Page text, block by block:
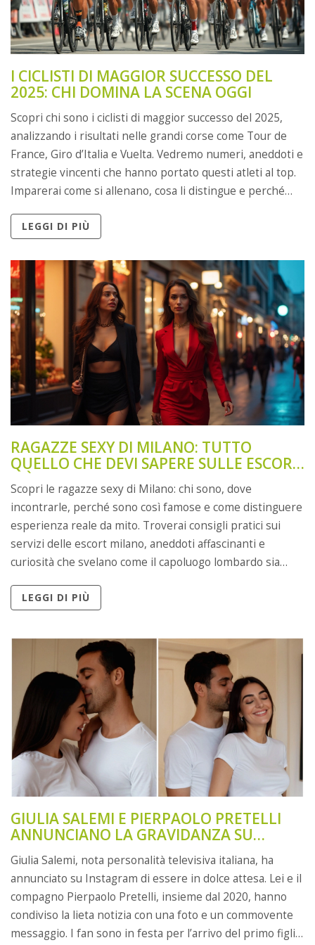
I CICLISTI DI MAGGIOR SUCCESSO DEL
2025: CHI DOMINA LA SCENA OGGI
Scopri chi sono i ciclisti di maggior successo del 2025,
analizzando i risultati nelle grandi corse come Tour de
France, Giro d’Italia e Vuelta. Vedremo numeri, aneddoti e
strategie vincenti che hanno portato questi atleti al top.
Imparerai come si allenano, cosa li distingue e perché
record personali, sponsor e nuove tendenze del ciclismo
livello in questo sport.
LEGGI DI PIÙ
RAGAZZE SEXY DI MILANO: TUTTO
QUELLO CHE DEVI SAPERE SULLE ESCORT
PIÙ RICHIESTE
Scopri le ragazze sexy di Milano: chi sono, dove
incontrarle, perché sono così famose e come distinguere
esperienza reale da mito. Troverai consigli pratici sui
servizi delle escort milano, aneddoti affascinanti e
curiosità che svelano come il capoluogo lombardo sia
mistero italiano.
LEGGI DI PIÙ
GIULIA SALEMI E PIERPAOLO PRETELLI
ANNUNCIANO LA GRAVIDANZA SU
INSTAGRAM: UN NUOVO CAPITOLO PER
LA COPPIA DI CELEBRITÀ ITALIANE
Giulia Salemi, nota personalità televisiva italiana, ha
annunciato su Instagram di essere in dolce attesa. Lei e il
compagno Pierpaolo Pretelli, insieme dal 2020, hanno
condiviso la lieta notizia con una foto e un commovente
messaggio. I fan sono in festa per l’arrivo del primo figlio